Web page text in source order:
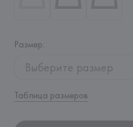
Размер:
Выберите размер
Таблица размеров